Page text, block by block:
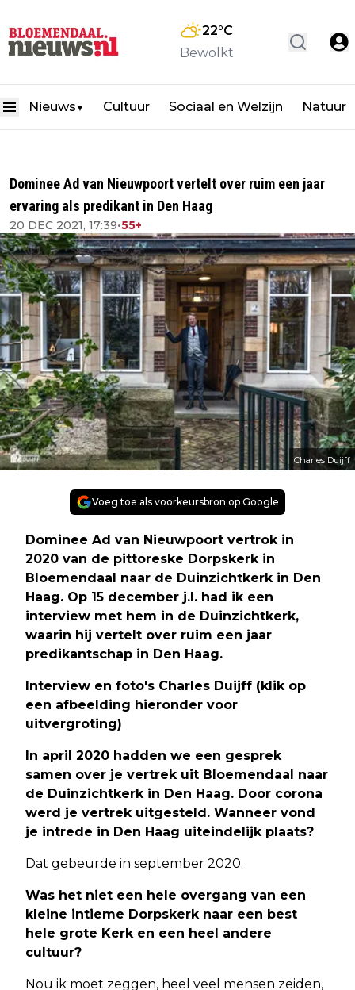
22°C
Bewolkt
Nieuws ▼ Cultuur Sociaal en Welzijn Natuur
Dominee Ad van Nieuwpoort vertelt over ruim een jaar
ervaring als predikant in Den Haag
20 DEC 2021, 17:39•55+
Charles Duijff
Voeg toe als voorkeursbron op Google
Dominee Ad van Nieuwpoort vertrok in
2020 van de pittoreske Dorpskerk in
Bloemendaal naar de Duinzichtkerk in Den
Haag. Op 15 december j.l. had ik een
interview met hem in de Duinzichtkerk,
waarin hij vertelt over ruim een jaar
predikantschap in Den Haag.
Interview en foto's Charles Duijff (klik op
een afbeelding hieronder voor
uitvergroting)
In april 2020 hadden we een gesprek
samen over je vertrek uit Bloemendaal naar
de Duinzichtkerk in Den Haag. Door corona
werd je vertrek uitgesteld. Wanneer vond
je intrede in Den Haag uiteindelijk plaats?
Dat gebeurde in september 2020.
Was het niet een hele overgang van een
kleine intieme Dorpskerk naar een best
hele grote Kerk en een heel andere
cultuur?
Nou ik moet zeggen, heel veel mensen zeiden,